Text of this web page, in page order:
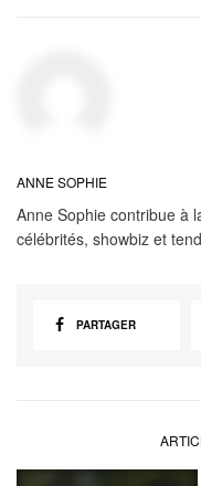
ANNE SOPHIE
Anne Sophie contribue à
célébrités, showbiz et
PARTAGER